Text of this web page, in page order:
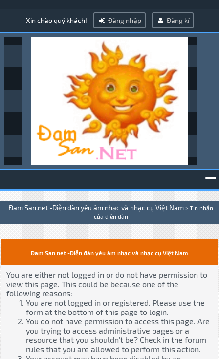
Xin chào quý khách! Đăng nhập Đăng kí
Đam San.net -Diễn đàn yêu âm nhạc và nhạc cụ Việt Nam > Tin nhắn
của diễn đàn
Đam San.net -Diễn đàn yêu âm nhạc và nhạc cụ Việt Nam
You are either not logged in or do not have permission to
view this page. This could be because one of the
following reasons:
You are not logged in or registered. Please use the
form at the bottom of this page to login.
You do not have permission to access this page. Are
you trying to access administrative pages or a
resource that you shouldn't be? Check in the forum
rules that you are allowed to perform this action.